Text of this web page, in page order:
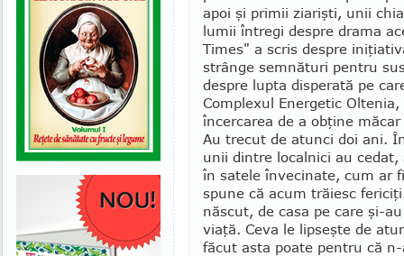
apoi şi primii ziarişti, unii
lumii întregi despre drama
Times" a scris des­pre
strânge semnături pentru
despre lupta disperată pe
Complexul Energetic
încercarea de a obţine
Au trecut de atunci doi ani.
unii dintre localnici au
în satele înve­cinate, cum ar
spune că acum trăiesc
născut, de casa pe care şi-
viaţă. Ceva le lipseşte de
făcut asta poate pentru că